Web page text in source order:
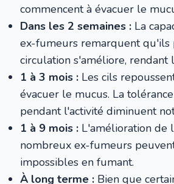
commencent à évacuer le
Dans les 2 semaines : La
ex-fumeurs remarquent qu'ils
circulation s'améliore, rendant
1 à 3 mois : Les cils
évacuer le mucus. La
pendant l'activité diminuent
1 à 9 mois : L'amélioration de
nombreux ex-fumeurs
impossibles en fumant.
À long terme : Bien que